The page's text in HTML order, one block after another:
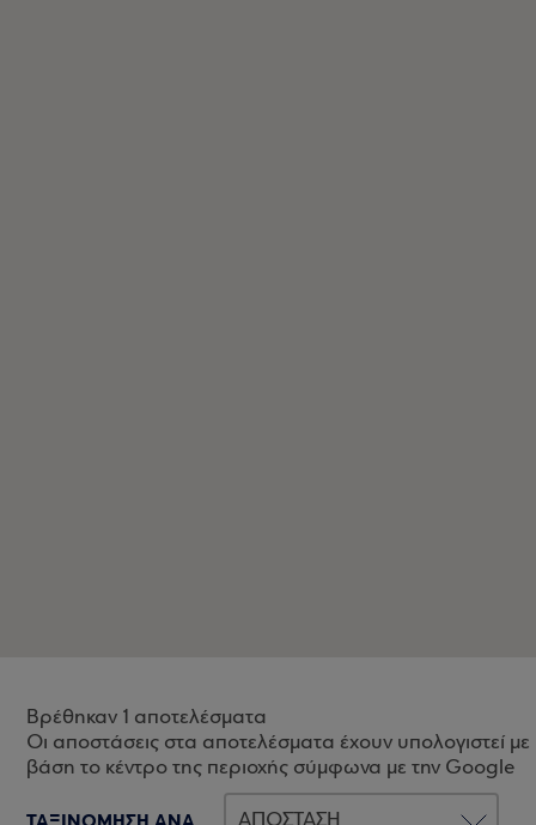
Βρέθηκαν 1 αποτελέσματα
Οι αποστάσεις στα αποτελέσματα έχουν υπολογιστεί με
βάση το κέντρο της περιοχής σύμφωνα με την Google